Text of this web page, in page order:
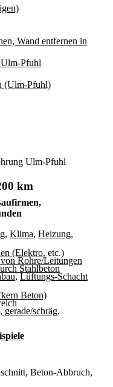
km
, Klima, Heizung,
(Elektro, etc.)
Rohre/Leitungen
Stahlbeton
,Lüftungs-Schacht
Beton)
schräg,